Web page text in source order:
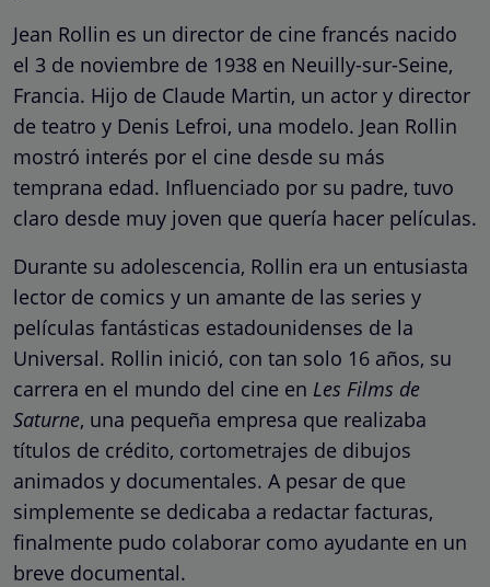
Jean Rollin es un director de cine francés nacido
el 3 de noviembre de 1938 en Neuilly-sur-Seine,
Francia. Hijo de Claude Martin, un actor y director
de teatro y Denis Lefroi, una modelo. Jean Rollin
mostró interés por el cine desde su más
temprana edad. Influenciado por su padre, tuvo
claro desde muy joven que quería hacer películas.
Durante su adolescencia, Rollin era un entusiasta
lector de comics y un amante de las series y
películas fantásticas estadounidenses de la
Universal. Rollin inició, con tan solo 16 años, su
carrera en el mundo del cine en Les Films de
Saturne, una pequeña empresa que realizaba
títulos de crédito, cortometrajes de dibujos
animados y documentales. A pesar de que
simplemente se dedicaba a redactar facturas,
finalmente pudo colaborar como ayudante en un
breve documental.